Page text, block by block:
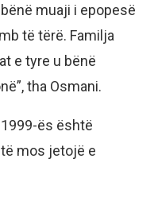
muaji i epopesë
të tërë. Familja
e tyre u bënë
tha Osmani.
ës është
mos jetojë e